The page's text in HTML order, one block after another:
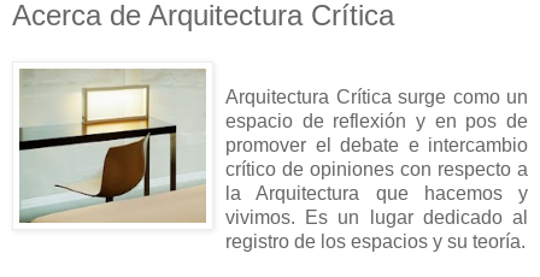
Acerca de Arquitectura Crítica
Arquitectura Crítica surge como un
espacio de reflexión y en pos de
promover el debate e intercambio
crítico de opiniones con respecto a
la Arquitectura que hacemos y
vivimos. Es un lugar dedicado al
registro de los espacios y su teoría.